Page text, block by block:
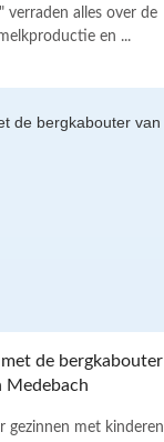
verraden alles over de
en ...
de bergkabouter
Medebach
gezinnen met kinderen